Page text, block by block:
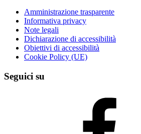
Amministrazione trasparente
Informativa privacy
Note legali
Dichiarazione di accessibilità
Obiettivi di accessibilità
Cookie Policy (UE)
Seguici su